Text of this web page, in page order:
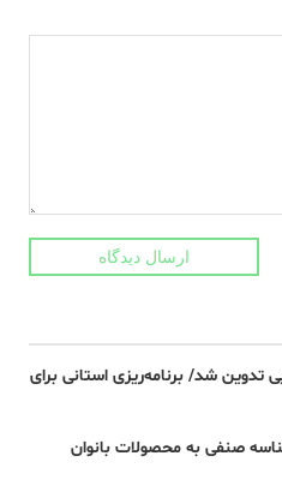
ارسال دیدگاه
تدوین شد/ برنامه‌ریزی استانی برای
صنفی به محصولات بانوان